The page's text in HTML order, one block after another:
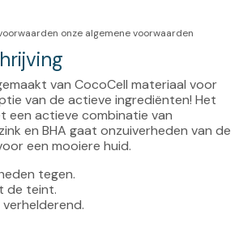
onze algemene voorwaarden
van CocoCell materiaal voor
van de actieve ingrediënten! Het
een actieve combinatie van
en BHA gaat onzuiverheden van de
tegen.
de teint.